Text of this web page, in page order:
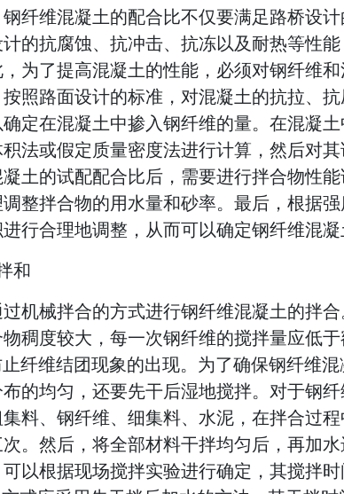
纤维混凝土的配合比不仅要满足路桥设
的抗腐蚀、抗冲击、抗冻以及耐热等性
为了提高混凝土的性能，必须对钢纤维
照路面设计的标准，对混凝土的抗拉、
定在混凝土中掺入钢纤维的量。在混凝
法或假定质量密度法进行计算，然后对
土的试配配合比后，需要进行拌合物性
整拌合物的用水量和砂率。最后，根据
行合理地调整，从而可以确定钢纤维混凝
和
机械拌合的方式进行钢纤维混凝土的拌
稠度较大，每一次钢纤维的搅拌量应低
纤维结团现象的出现。为了确保钢纤维混
的均匀，还要先干后湿地搅拌。对于钢
料、钢纤维、细集料、水泥，在拌合过
。然后，将全部材料干拌均匀后，再加
以根据现场搅拌实验进行确定，其搅拌